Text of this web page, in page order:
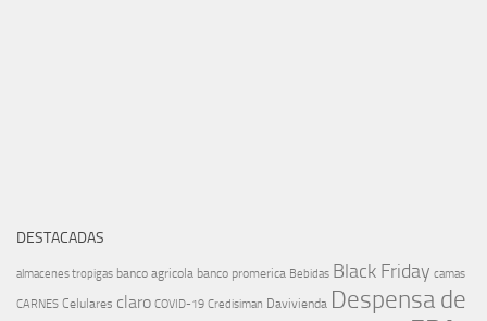
DESTACADAS
almacenes tropigas banco agricola banco promerica Bebidas Black Friday camas
CARNES Celulares claro COVID-19 Credisiman Davivienda Despensa de